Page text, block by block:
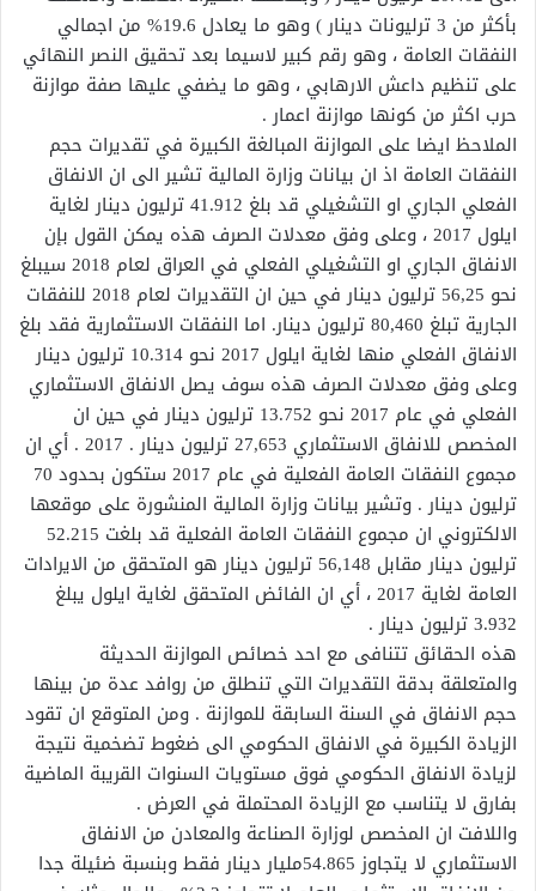
بأكثر من 3 ترليونات دينار ) وهو ما يعادل 19.6% من اجمالي
النفقات العامة ، وهو رقم كبير لاسيما بعد تحقيق النصر النهائي
على تنظيم داعش الارهابي ، وهو ما يضفي عليها صفة موازنة
حرب اكثر من كونها موازنة اعمار .
الملاحظ ايضا على الموازنة المبالغة الكبيرة في تقديرات حجم
النفقات العامة اذ ان بيانات وزارة المالية تشير الى ان الانفاق
الفعلي الجاري او التشغيلي قد بلغ 41.912 ترليون دينار لغاية
ايلول 2017 ، وعلى وفق معدلات الصرف هذه يمكن القول بإن
الانفاق الجاري او التشغيلي الفعلي في العراق لعام 2018 سيبلغ
نحو 56,25 ترليون دينار في حين ان التقديرات لعام 2018 للنفقات
الجارية تبلغ 80,460 ترليون دينار. اما النفقات الاستثمارية فقد بلغ
الانفاق الفعلي منها لغاية ايلول 2017 نحو 10.314 ترليون دينار
وعلى وفق معدلات الصرف هذه سوف يصل الانفاق الاستثماري
الفعلي في عام 2017 نحو 13.752 ترليون دينار في حين ان
المخصص للانفاق الاستثماري 27,653 ترليون دينار . 2017 . أي ان
مجموع النفقات العامة الفعلية في عام 2017 ستكون بحدود 70
ترليون دينار . وتشير بيانات وزارة المالية المنشورة على موقعها
الالكتروني ان مجموع النفقات العامة الفعلية قد بلغت 52.215
ترليون دينار مقابل 56,148 ترليون دينار هو المتحقق من الايرادات
العامة لغاية 2017 ، أي ان الفائض المتحقق لغاية ايلول يبلغ
3.932 ترليون دينار .
هذه الحقائق تتنافى مع احد خصائص الموازنة الحديثة
والمتعلقة بدقة التقديرات التي تنطلق من روافد عدة من بينها
حجم الانفاق في السنة السابقة للموازنة . ومن المتوقع ان تقود
الزيادة الكبيرة في الانفاق الحكومي الى ضغوط تضخمية نتيجة
لزيادة الانفاق الحكومي فوق مستويات السنوات القريبة الماضية
بفارق لا يتناسب مع الزيادة المحتملة في العرض .
واللافت ان المخصص لوزارة الصناعة والمعادن من الانفاق
الاستثماري لا يتجاوز 54.865مليار دينار فقط وبنسبة ضئيلة جدا